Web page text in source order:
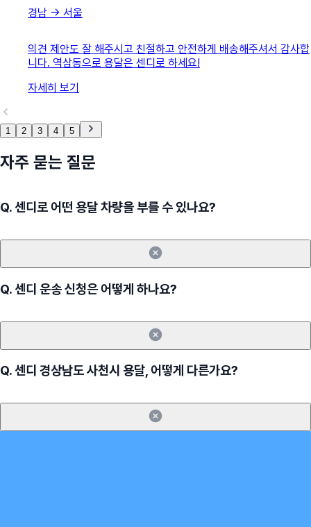
경남 → 서울
의견 제안도 잘 해주시고 친절하고 안전하게 배송해주셔서 감사합
니다. 역삼동으로 용달은 센디로 하세요!
자세히 보기
1 2 3 4 5
자주 묻는 질문
Q.센디로 어떤 용달 차량을 부를 수 있나요?
Q.센디 운송 신청은 어떻게 하나요?
Q.센디 경상남도 사천시 용달, 어떻게 다른가요?